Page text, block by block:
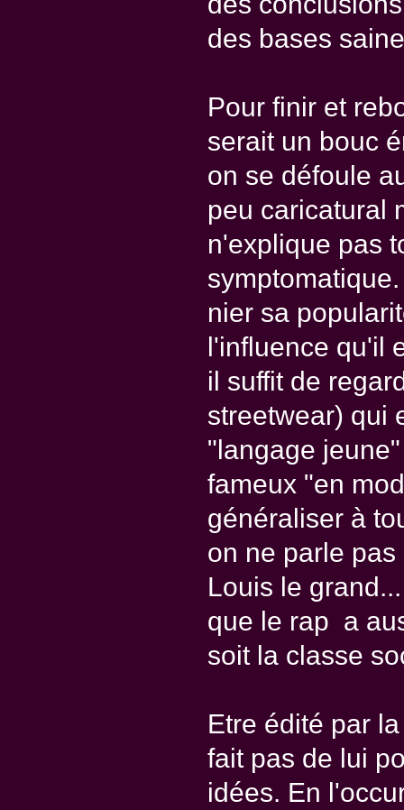
des bases
Pour finir et
serait un bouc
on se défoule
peu caricatural
n'explique pas
nier sa
l'influence qu'il
il suffit de
streetwear) qui
"langage
fameux "en
généraliser à
on ne parle
Louis le
que le rap a
soit la classe
Etre édité par
fait pas de lui
idées. En